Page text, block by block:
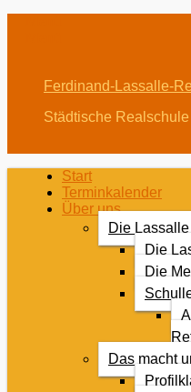
Ferdinand-Lassalle-
Städtische
Erstes
Menü
Zum
Inhalt:
Start
Terminkalender
Über uns
Die Lassalle
Die
Die
Das macht